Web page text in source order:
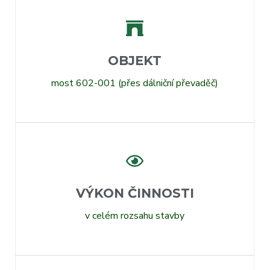
OBJEKT
most 602-001 (přes dálniční převaděč)
VÝKON ČINNOSTI
v celém rozsahu stavby